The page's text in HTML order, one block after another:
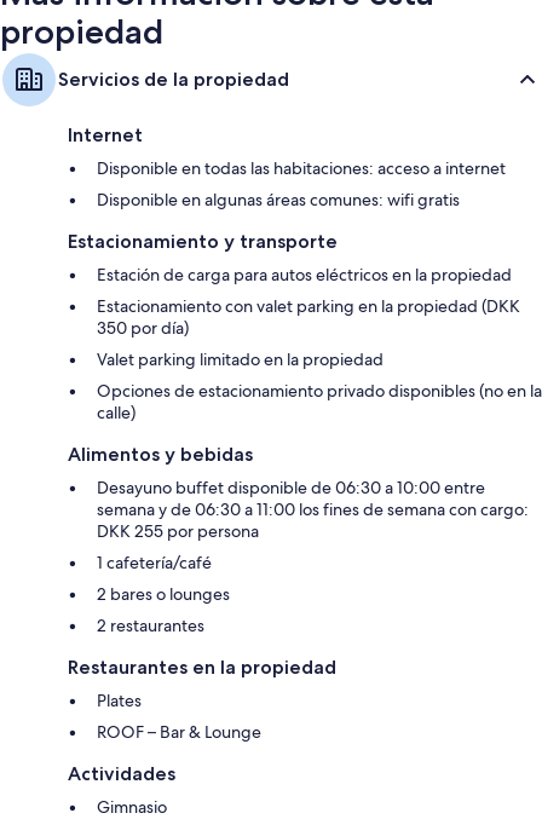
propiedad
Servicios de la propiedad
Internet
Disponible en todas las habitaciones: acceso a internet
Disponible en algunas áreas comunes: wifi gratis
Estacionamiento y transporte
Estación de carga para autos eléctricos en la propiedad
Estacionamiento con valet parking en la propiedad (DKK
350 por día)
Valet parking limitado en la propiedad
Opciones de estacionamiento privado disponibles (no en la
calle)
Alimentos y bebidas
Desayuno buffet disponible de 06:30 a 10:00 entre
semana y de 06:30 a 11:00 los fines de semana con cargo:
DKK 255 por persona
1 cafetería/café
2 bares o lounges
2 restaurantes
Restaurantes en la propiedad
Plates
ROOF – Bar & Lounge
Actividades
Gimnasio